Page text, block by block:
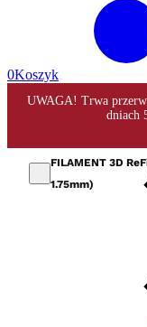
0Koszyk
FILAMENT 3D
1.75mm)